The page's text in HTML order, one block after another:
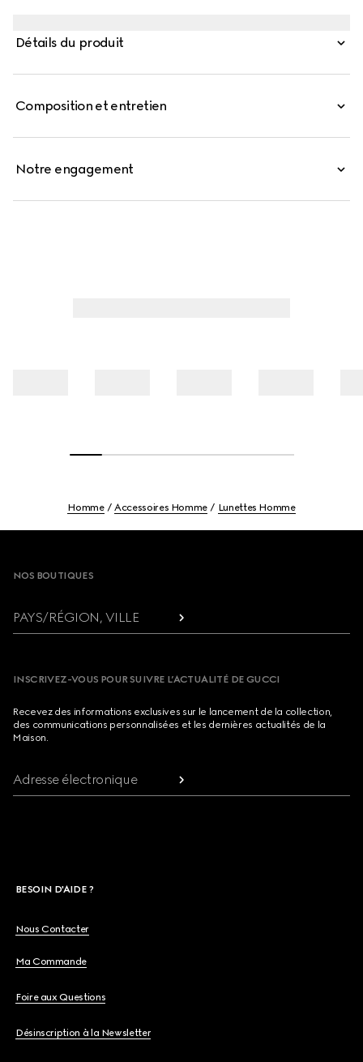
sophistication subtile.
Détails du produit
Composition et entretien
Notre engagement
Homme Accessoires Homme Lunettes Homme
NOS BOUTIQUES
PAYS/RÉGION, VILLE
INSCRIVEZ-VOUS POUR SUIVRE L’ACTUALITÉ DE GUCCI
Recevez des informations exclusives sur le lancement de la collection,
des communications personnalisées et les dernières actualités de la
Maison.
Adresse électronique
BESOIN D'AIDE ?
Nous Contacter
Ma Commande
Foire aux Questions
Désinscription à la Newsletter